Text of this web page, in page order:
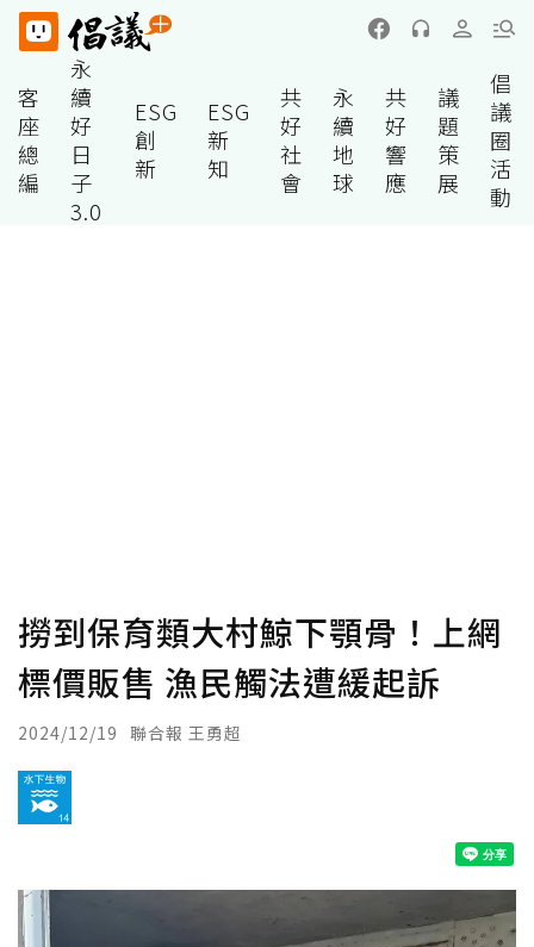
客
座
總
編
永
續
好
日
子
3.0
ESG
創
新
ESG
新
知
共
好
社
會
永
續
地
球
共
好
響
應
議
題
策
展
倡
議
圈
活
動
撈到保育類大村鯨下顎骨！上網
標價販售 漁民觸法遭緩起訴
2024/12/19 聯合報 王勇超